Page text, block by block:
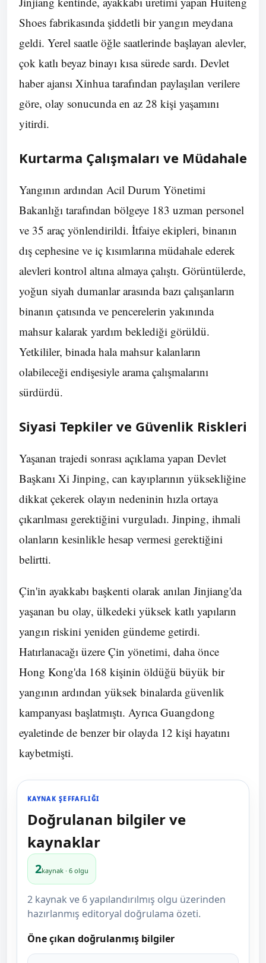
Shoes fabrikasında şiddetli bir yangın meydana
geldi. Yerel saatle öğle saatlerinde başlayan alevler,
çok katlı beyaz binayı kısa sürede sardı. Devlet
haber ajansı Xinhua tarafından paylaşılan verilere
göre, olay sonucunda en az 28 kişi yaşamını
yitirdi.
Kurtarma Çalışmaları ve Müdahale
Yangının ardından Acil Durum Yönetimi
Bakanlığı tarafından bölgeye 183 uzman personel
ve 35 araç yönlendirildi. İtfaiye ekipleri, binanın
dış cephesine ve iç kısımlarına müdahale ederek
alevleri kontrol altına almaya çalıştı. Görüntülerde,
yoğun siyah dumanlar arasında bazı çalışanların
binanın çatısında ve pencerelerin yakınında
mahsur kalarak yardım beklediği görüldü.
Yetkililer, binada hala mahsur kalanların
olabileceği endişesiyle arama çalışmalarını
sürdürdü.
Siyasi Tepkiler ve Güvenlik Riskleri
Yaşanan trajedi sonrası açıklama yapan Devlet
Başkanı Xi Jinping, can kayıplarının yüksekliğine
dikkat çekerek olayın nedeninin hızla ortaya
çıkarılması gerektiğini vurguladı. Jinping, ihmali
olanların kesinlikle hesap vermesi gerektiğini
belirtti.
Çin'in ayakkabı başkenti olarak anılan Jinjiang'da
yaşanan bu olay, ülkedeki yüksek katlı yapıların
yangın riskini yeniden gündeme getirdi.
Hatırlanacağı üzere Çin yönetimi, daha önce
Hong Kong'da 168 kişinin öldüğü büyük bir
yangının ardından yüksek binalarda güvenlik
kampanyası başlatmıştı. Ayrıca Guangdong
eyaletinde de benzer bir olayda 12 kişi hayatını
kaybetmişti.
KAYNAK ŞEFFAFLIĞI
Doğrulanan bilgiler ve
kaynaklar
2kaynak · 6 olgu
2 kaynak ve 6 yapılandırılmış olgu üzerinden
hazırlanmış editoryal doğrulama özeti.
Öne çıkan doğrulanmış bilgiler